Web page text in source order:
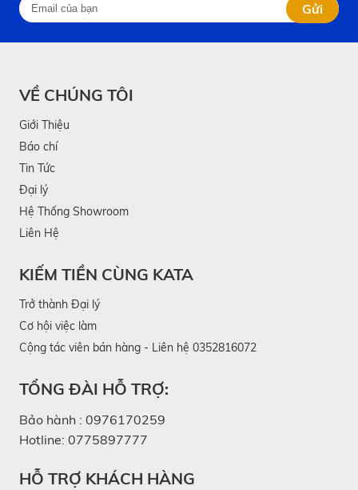
Gửi
VỀ CHÚNG TÔI
Giới Thiệu
Báo chí
Tin Tức
Đại lý
Hệ Thống Showroom
Liên Hệ
KIẾM TIỀN CÙNG KATA
Trở thành Đại lý
Cơ hội việc làm
Cộng tác viên bán hàng - Liên hệ 0352816072
TỔNG ĐÀI HỖ TRỢ:
Bảo hành : 0976170259
Hotline: 0775897777
HỖ TRỢ KHÁCH HÀNG